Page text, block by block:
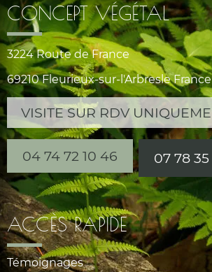
CONCEPT VÉGÉTAL
3224 Route de France
69210 Fleurieux-sur-l'Arbresle France
VISITE SUR RDV
04 74 72 10 46 07 78
ACCÈS RAPIDE
Témoignages